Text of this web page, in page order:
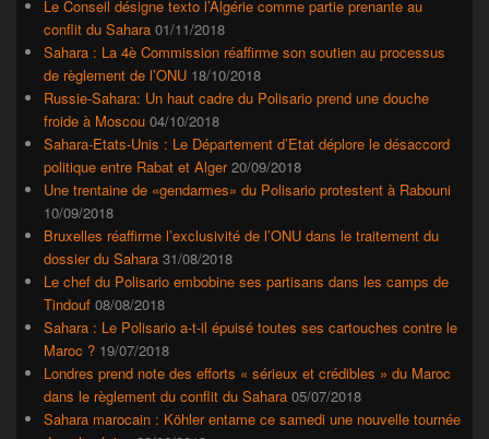
Le Conseil désigne texto l’Algérie comme partie prenante au
conflit du Sahara 01/11/2018
Sahara : La 4è Commission réaffirme son soutien au processus
de règlement de l’ONU 18/10/2018
Russie-Sahara: Un haut cadre du Polisario prend une douche
froide à Moscou 04/10/2018
Sahara-Etats-Unis : Le Département d’Etat déplore le désaccord
politique entre Rabat et Alger 20/09/2018
Une trentaine de «gendarmes» du Polisario protestent à Rabouni
10/09/2018
Bruxelles réaffirme l’exclusivité de l’ONU dans le traitement du
dossier du Sahara 31/08/2018
Le chef du Polisario embobine ses partisans dans les camps de
Tindouf 08/08/2018
Sahara : Le Polisario a-t-il épuisé toutes ses cartouches contre le
Maroc ? 19/07/2018
Londres prend note des efforts « sérieux et crédibles » du Maroc
dans le règlement du conflit du Sahara 05/07/2018
Sahara marocain : Köhler entame ce samedi une nouvelle tournée